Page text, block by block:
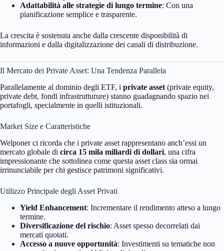
Adattabilità alle strategie di lungo termine: Con una
pianificazione semplice e trasparente.
La crescita è sostenuta anche dalla crescente disponibilità di
informazioni e dalla digitalizzazione dei canali di distribuzione.
Il Mercato dei Private Asset: Una Tendenza Parallela
Parallelamente al dominio degli ETF, i private asset (private equity,
private debt, fondi infrastrutturure) stanno guadagnando spazio nei
portafogli, specialmente in quelli istituzionali.
Market Size e Caratteristiche
Welponer ci ricorda che i private asset rappresentano anch’essi un
mercato globale di circa 15 mila miliardi di dollari, una cifra
impressionante che sottolinea come questa asset class sia ormai
irrinunciabile per chi gestisce patrimoni significativi.
Utilizzo Principale degli Asset Privati
Yield Enhancement: Incrementare il rendimento atteso a lungo
termine.
Diversificazione del rischio: Asset spesso decorrelati dai
mercati quotati.
Accesso a nuove opportunità: Investimenti su tematiche non